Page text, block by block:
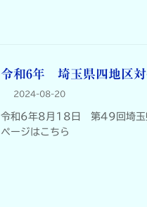
令和6年 埼玉県四地区
2024-08-20
令和6年8月18日 第49回埼玉県
ページはこちら